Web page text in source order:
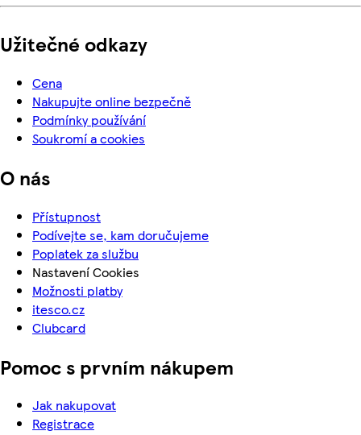
Užitečné odkazy
Cena
Nakupujte online bezpečně
Podmínky používání
Soukromí a cookies
O nás
Přístupnost
Podívejte se, kam doručujeme
Poplatek za službu
Nastavení Cookies
Možnosti platby
itesco.cz
Clubcard
Pomoc s prvním nákupem
Jak nakupovat
Registrace